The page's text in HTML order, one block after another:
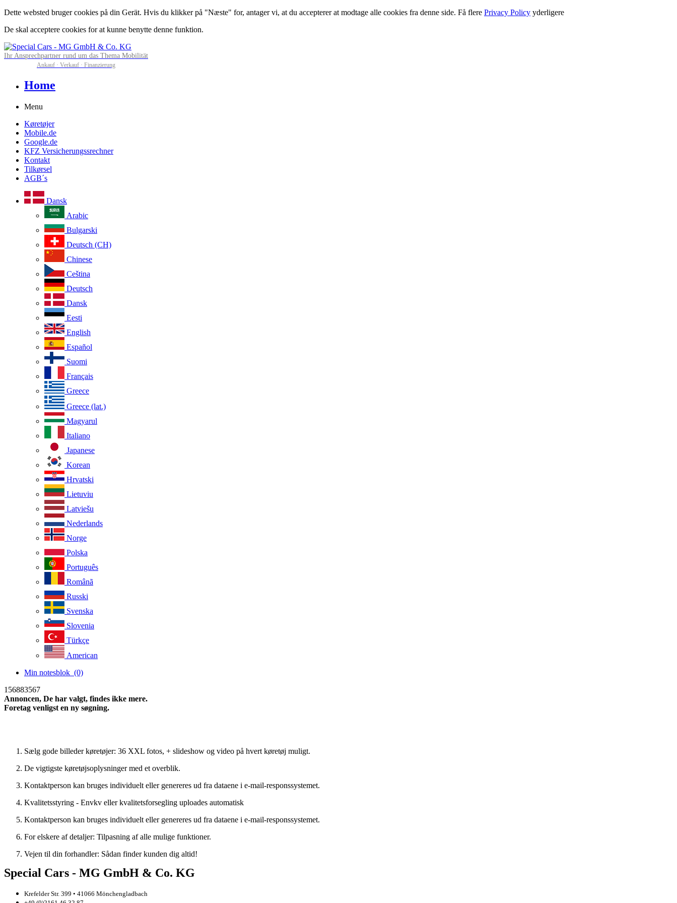
Dette websted bruger cookies på din Gerät. Hvis du klikker på "Næste" for, antager vi, at du accepterer at modtage alle cookies fra denne side. Få flere Privacy Policy yderligere
De skal acceptere cookies for at kunne benytte denne funktion.
Ihr Ansprechpartner rund um das Thema Mobilität
Ankauf · Verkauf · Finanzierung
Home
Menu
Køretøjer
Mobile.de
Google.de
KFZ Versicherungssrechner
Kontakt
Tilkørsel
AGB´s
Dansk
Arabic
Bulgarski
Deutsch (CH)
Chinese
Ceština
Deutsch
Dansk
Eesti
English
Español
Suomi
Français
Greece
Greece (lat.)
Magyarul
Italiano
Japanese
Korean
Hrvatski
Lietuviu
Latviešu
Nederlands
Norge
Polska
Português
Românã
Russki
Svenska
Slovenia
Türkçe
American
Min notesblok (0)
156883567
Annoncen, De har valgt, findes ikke mere.
Foretag venligst en ny søgning.
Sælg gode billeder køretøjer: 36 XXL fotos, + slideshow og video på hvert køretøj muligt.
De vigtigste køretøjsoplysninger med et overblik.
Kontaktperson kan bruges individuelt eller genereres ud fra dataene i e-mail-responssystemet.
Kvalitetsstyring - Envkv eller kvalitetsforsegling uploades automatisk
Kontaktperson kan bruges individuelt eller genereres ud fra dataene i e-mail-responssystemet.
For elskere af detaljer: Tilpasning af alle mulige funktioner.
Vejen til din forhandler: Sådan finder kunden dig altid!
Special Cars - MG GmbH & Co. KG
Krefelder Str. 399 • 41066 Mönchengladbach